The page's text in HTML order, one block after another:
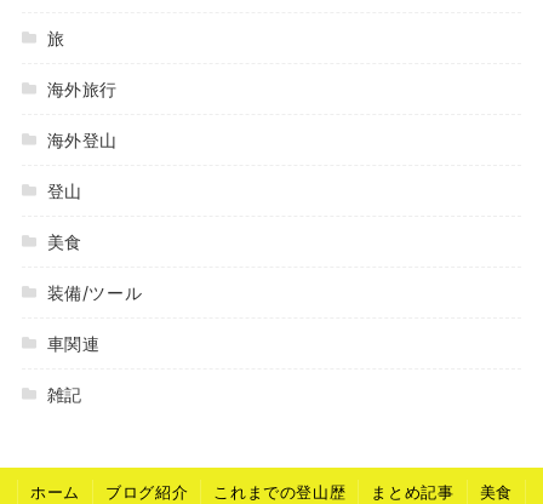
旅
海外旅行
海外登山
登山
美食
装備/ツール
車関連
雑記
ホーム ブログ紹介 これまでの登山歴 まとめ記事 美食